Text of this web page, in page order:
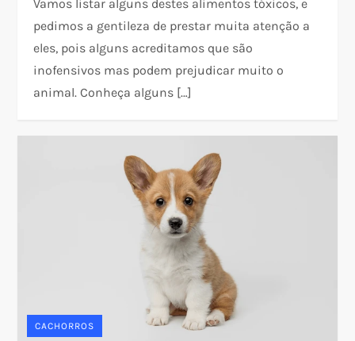
Vamos listar alguns destes alimentos tóxicos, e
pedimos a gentileza de prestar muita atenção a
eles, pois alguns acreditamos que são
inofensivos mas podem prejudicar muito o
animal. Conheça alguns […]
CACHORROS